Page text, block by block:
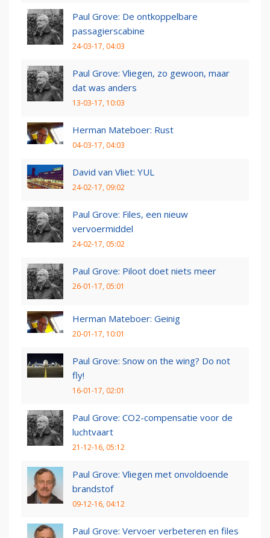
Paul Grove: De ontkoppelbare
passagierscabine
24-03-17, 04:03
Paul Grove: Vliegen, zo gewoon, maar
dat was anders
13-03-17, 10:03
Herman Mateboer: Rust
04-03-17, 04:03
David van Vliet: YUL
24-02-17, 09:02
Paul Grove: Files, een nieuw
vervoermiddel
24-02-17, 05:02
Paul Grove: Piloot doet niets meer
26-01-17, 05:01
Herman Mateboer: Geinig
20-01-17, 10:01
Paul Grove: Snow on the wing? Do not
fly!
16-01-17, 02:01
Paul Grove: CO2-compensatie voor de
luchtvaart
21-12-16, 05:12
Paul Grove: Vliegen met onvoldoende
brandstof
09-12-16, 04:12
Paul Grove: Vervoer verbeteren en files